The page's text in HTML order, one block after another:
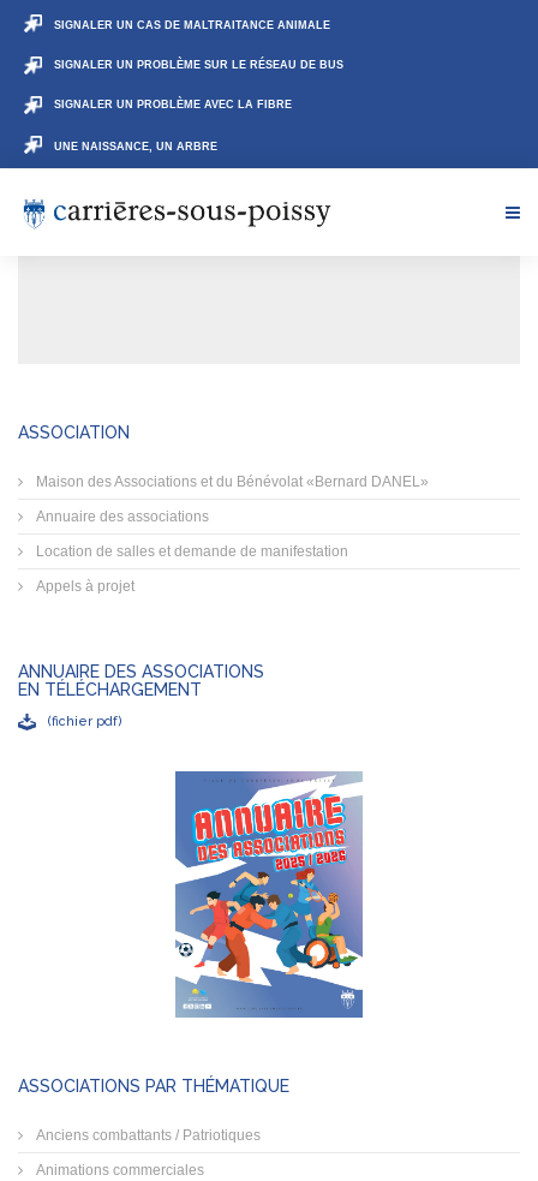
SIGNALER UN CAS DE MALTRAITANCE ANIMALE
SIGNALER UN PROBLÈME SUR LE RÉSEAU DE BUS
SIGNALER UN PROBLÈME AVEC LA FIBRE
UNE NAISSANCE, UN ARBRE
ASSOCIATION
Maison des Associations et du Bénévolat «Bernard DANEL»
Annuaire des associations
Location de salles et demande de manifestation
Appels à projet
ANNUAIRE DES ASSOCIATIONS
EN TÉLÉCHARGEMENT
(fichier pdf)
ASSOCIATIONS PAR THÉMATIQUE
Anciens combattants / Patriotiques
Animations commerciales